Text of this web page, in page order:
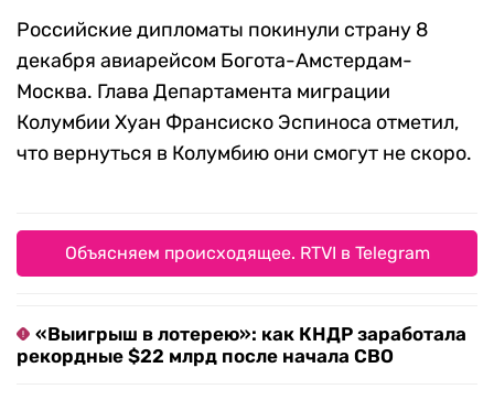
Российские дипломаты покинули страну 8
декабря авиарейсом Богота-Амстердам-
Москва. Глава Департамента миграции
Колумбии Хуан Франсиско Эспиноса отметил,
что вернуться в Колумбию они смогут не скоро.
Объясняем происходящее. RTVI в Telegram
«Выигрыш в лотерею»: как КНДР заработала
рекордные $22 млрд после начала СВО